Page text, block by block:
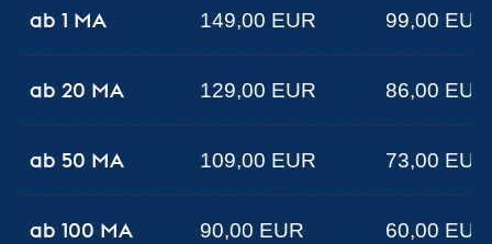
ab 1 MA 149,00 EUR 99,00 EUR
ab 20 MA 129,00 EUR 86,00 EUR
ab 50 MA 109,00 EUR 73,00 EUR
ab 100 MA 90,00 EUR 60,00 EUR